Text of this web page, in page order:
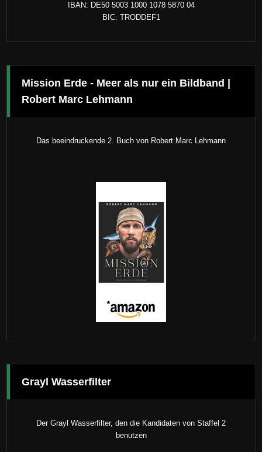
IBAN: DE50 5003 1000 1078 5870 04
BIC: TRODDEF1
Mission Erde - Meer als nur ein Bildband |
Robert Marc Lehmann
Das beeindruckende 2. Buch von Robert Marc Lehmann
Grayl Wasserfilter
Der Grayl Wasserfilter, den die Kandidaten von Staffel 2
benutzen